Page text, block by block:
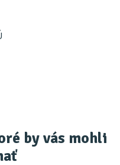
by vás mohli